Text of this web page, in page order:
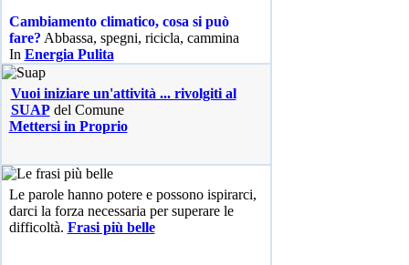
Cambiamento climatico, cosa si può
fare? Abbassa, spegni, ricicla, cammina
In Energia Pulita
Vuoi iniziare un'attività ... rivolgiti al
SUAPdel Comune
Mettersi in Proprio
Le parole hanno potere e possono ispirarci,
darci la forza necessaria per superare le
difficoltà. Frasi più belle